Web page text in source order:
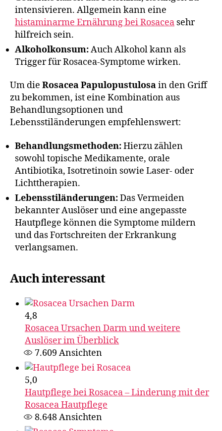
intensivieren. Allgemein kann eine
histaminarme Ernährung bei Rosacea sehr
hilfreich sein.
Alkoholkonsum:Auch Alkohol kann als
Trigger für Rosacea-Symptome wirken.
Um die Rosacea Papulopustulosain den Griff
zu bekommen, ist eine Kombination aus
Behandlungsoptionen und
Lebensstiländerungen empfehlenswert:
Behandlungsmethoden:Hierzu zählen
sowohl topische Medikamente, orale
Antibiotika, Isotretinoin sowie Laser- oder
Lichttherapien.
Lebensstiländerungen:Das Vermeiden
bekannter Auslöser und eine angepasste
Hautpflege können die Symptome mildern
und das Fortschreiten der Erkrankung
verlangsamen.
Auch interessant
4,8
Rosacea Ursachen Darm und weitere
Auslöser im Überblick
7.609 Ansichten
5,0
Hautpflege bei Rosacea – Linderung mit der
Rosacea Hautpflege
8.648Ansichten